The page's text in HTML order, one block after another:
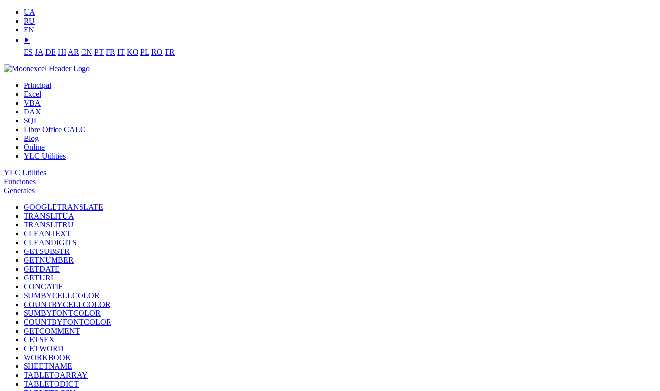
UA
RU
EN
⯈
ES JA DE HI AR CN PT FR IT KO PL RO TR
Principal
Excel
VBA
DAX
SQL
Libre Office CALC
Blog
Online
YLC Utilities
YLC Utilities
Funciones
Generales
GOOGLETRANSLATE
TRANSLITUA
TRANSLITRU
CLEANTEXT
CLEANDIGITS
GETSUBSTR
GETNUMBER
GETDATE
GETURL
CONCATIF
SUMBYCELLCOLOR
COUNTBYCELLCOLOR
SUMBYFONTCOLOR
COUNTBYFONTCOLOR
GETCOMMENT
GETSEX
GETWORD
WORKBOOK
SHEETNAME
TABLETOARRAY
TABLETODICT